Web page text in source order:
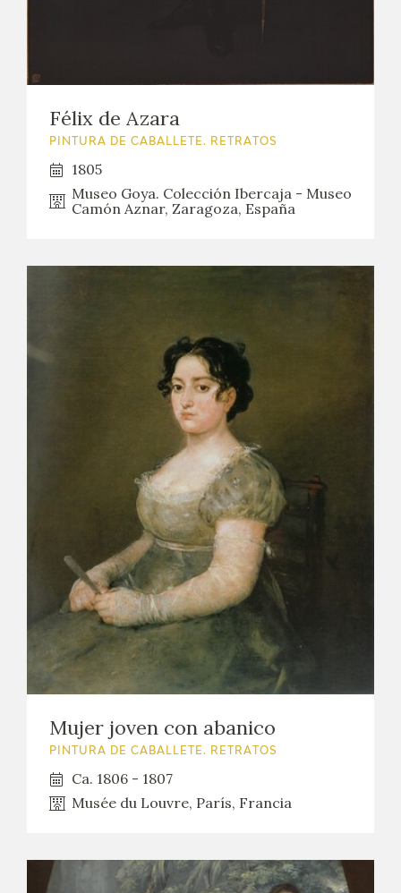
Félix de Azara
PINTURA DE CABALLETE. RETRATOS
1805
Museo Goya. Colección Ibercaja - Museo
Camón Aznar, Zaragoza, España
Mujer joven con abanico
PINTURA DE CABALLETE. RETRATOS
Ca. 1806 - 1807
Musée du Louvre, París, Francia